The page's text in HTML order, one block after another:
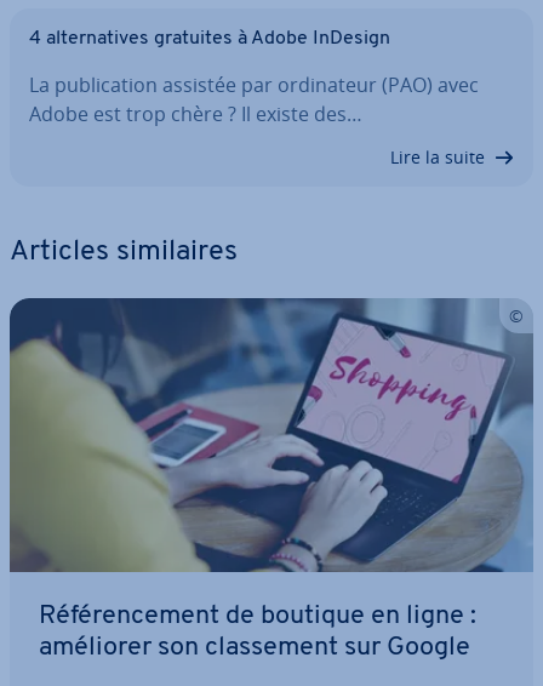
4 al­ter­na­tives gratuites à Adobe InDesign
La pu­bli­ca­tion assistée par or­di­na­teur (PAO) avec
Adobe est trop chère ? Il existe des…
Lire la suite
Articles si­mi­laires
Ré­fé­ren­ce­ment de boutique en ligne :
améliorer son clas­se­ment sur Google